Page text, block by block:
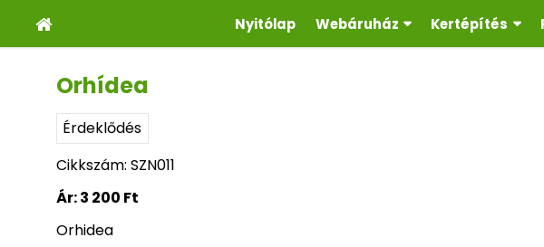
Nyitólap Webáruház Kertépítés
Orhídea
Érdeklődés
Cikkszám: SZN011
Ár:3 200 Ft
Orhidea